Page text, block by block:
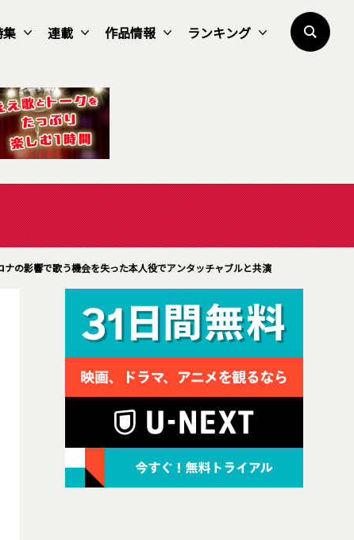
連載 作品情報 ランキング
の影響で歌う機会を失った本人役でアンタッチャブルと共演